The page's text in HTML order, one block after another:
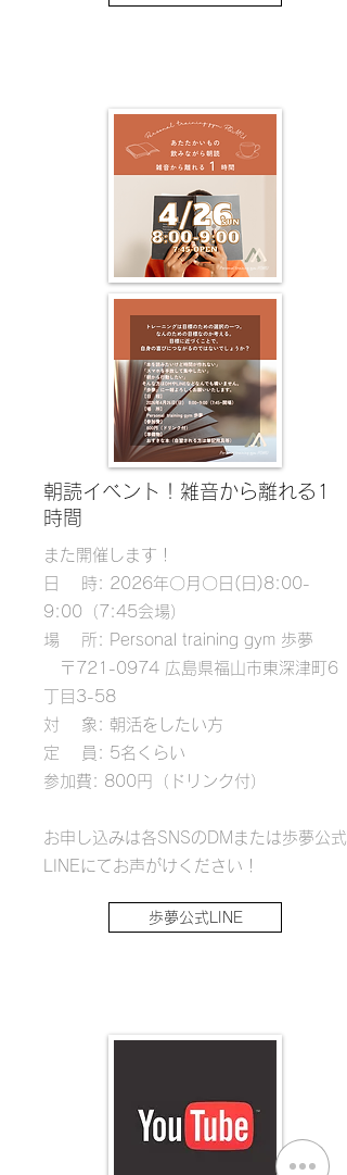
朝読イベント！雑音から離れる1
時間
また開催します！
日 時: 2026年〇月〇日(日)8:00-
9:00（7:45会場）
場 所: Personal training gym 歩夢
〒721-0974 広島県福山市東深津町6
丁目3-58
対 象: 朝活をしたい方
定 員: 5名くらい
参加費: 800円（ドリンク付）
お申し込みは各SNSのDMまたは歩夢公式
LINEにてお声がけください！
歩夢公式LINE